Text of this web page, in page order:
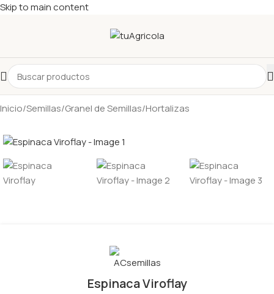
Skip to main content
Inicio/Semillas/Granel de Semillas/Hortalizas
Espinaca Viroflay